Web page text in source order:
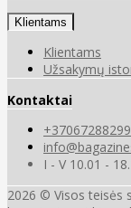
Klientams
Klientams
Užsakymų
Kontaktai
+37067288299
I - V 10.01 -
2026 © Visos teisės